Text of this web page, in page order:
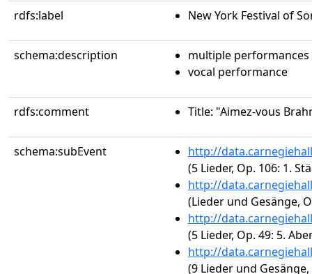
rdfs:label New York Festival of
schema:description
multiple performances
vocal performance
rdfs:comment Title: "Aimez-vous
schema:subEvent
http://
(5 Lieder, Op. 106: 1.
http://
(Lieder und Gesänge,
http://
(5 Lieder, Op. 49: 5.
http://
(9 Lieder und